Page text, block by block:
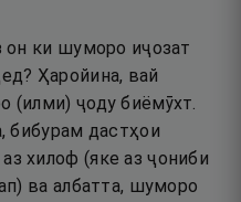
ки шуморо иҷозат
Ҳаройина, вай
(илми) ҷоду биёмӯхт.
бибурам дастҳои
хилоф (яке аз ҷониби
ва албатта, шуморо